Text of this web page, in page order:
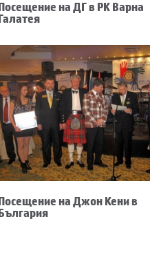
Посещение на ДГ в РК Варна
Галатея
Посещение на Джон Кени в
България